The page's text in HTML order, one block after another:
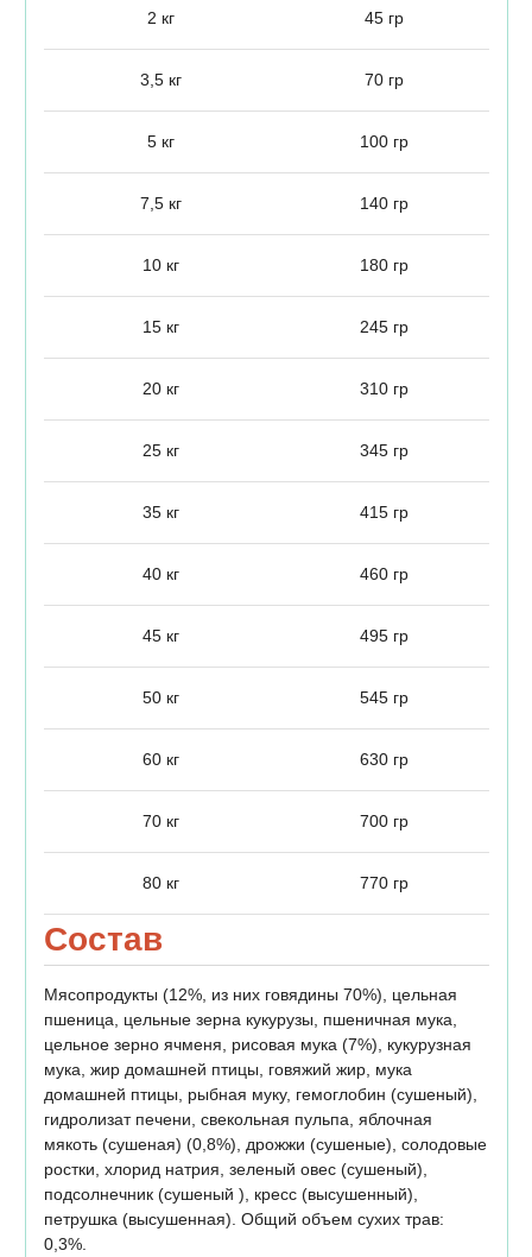
2 кг 45 гр
3,5 кг 70 гр
5 кг 100 гр
7,5 кг 140 гр
10 кг 180 гр
15 кг 245 гр
20 кг 310 гр
25 кг 345 гр
35 кг 415 гр
40 кг 460 гр
45 кг 495 гр
50 кг 545 гр
60 кг 630 гр
70 кг 700 гр
80 кг 770 гр
Состав
Мясопродукты (12%, из них говядины 70%), цельная
пшеница, цельные зерна кукурузы, пшеничная мука,
цельное зерно ячменя, рисовая мука (7%), кукурузная
мука, жир домашней птицы, говяжий жир, мука
домашней птицы, рыбная муку, гемоглобин (сушеный),
гидролизат печени, свекольная пульпа, яблочная
мякоть (сушеная) (0,8%), дрожжи (сушеные), солодовые
ростки, хлорид натрия, зеленый овес (сушеный),
подсолнечник (сушеный ), кресс (высушенный),
петрушка (высушенная). Общий объем сухих трав:
0,3%.